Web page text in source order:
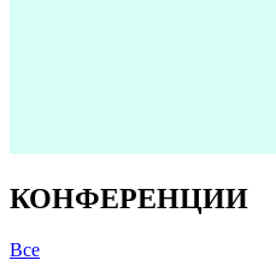
КОНФЕРЕНЦИИ
Все